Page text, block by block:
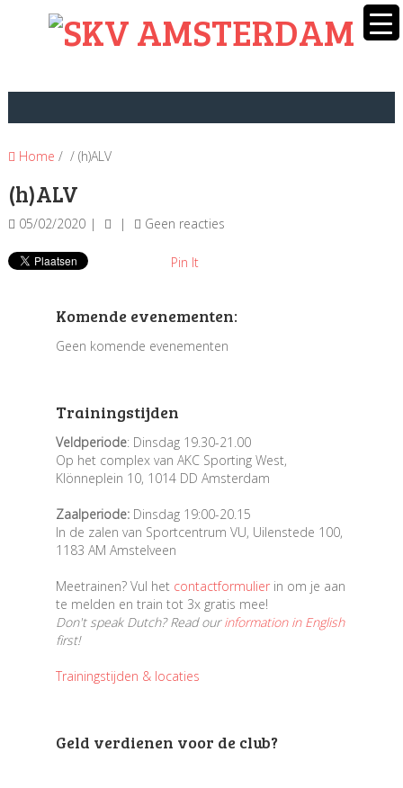
Home / / (h)ALV
(h)ALV
05/02/2020 Geen reacties
Pin It
Komende evenementen:
Geen komende evenementen
Trainingstijden
Veldperiode: Dinsdag 19.30-21.00
Op het complex van AKC Sporting West,
Klönneplein 10, 1014 DD Amsterdam
Zaalperiode:Dinsdag 19:00-20.15
In de zalen van Sportcentrum VU, Uilenstede 100,
1183 AM Amstelveen
Meetrainen? Vul het contactformulierin om je aan
te melden en train tot 3x gratis mee!
Don't speak Dutch? Read ourinformation in English
first!
Trainingstijden & locaties
Geld verdienen voor de club?